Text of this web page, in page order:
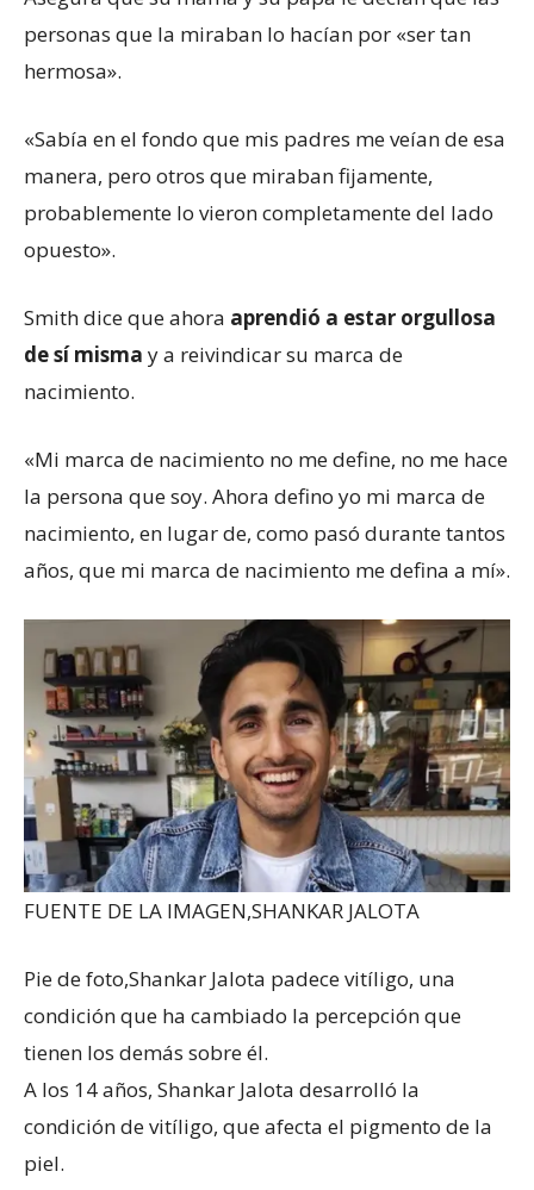
personas que la miraban lo hacían por «ser tan
hermosa».
«Sabía en el fondo que mis padres me veían de esa
manera, pero otros que miraban fijamente,
probablemente lo vieron completamente del lado
opuesto».
Smith dice que ahora aprendió a estar orgullosa
de sí misma y a reivindicar su marca de
nacimiento.
«Mi marca de nacimiento no me define, no me hace
la persona que soy. Ahora defino yo mi marca de
nacimiento, en lugar de, como pasó durante tantos
años, que mi marca de nacimiento me defina a mí».
FUENTE DE LA IMAGEN,SHANKAR JALOTA
Pie de foto,Shankar Jalota padece vitíligo, una
condición que ha cambiado la percepción que
tienen los demás sobre él.
A los 14 años, Shankar Jalota desarrolló la
condición de vitíligo, que afecta el pigmento de la
piel.